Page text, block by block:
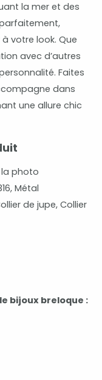
la mer et des
votre look. Que
avec d’autres
Faites
dans
une allure chic
photo
Métal
de jupe, Collier
bijoux breloque :